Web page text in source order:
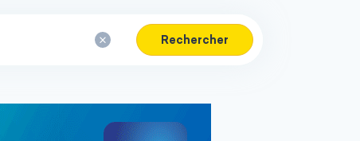
Rechercher